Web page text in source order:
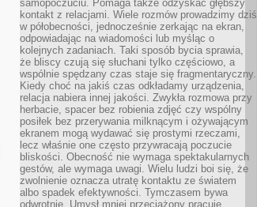
samopoczuciu. Pomaga także odzyskać głębszy
kontakt z relacjami. Wiele rozmów prowadzimy dziś
w półobecności, jednocześnie zerkając na ekran,
odpowiadając na wiadomości lub myśląc o
kolejnych zadaniach. Taki sposób bycia sprawia,
że bliscy czują się słuchani tylko częściowo, a
wspólnie spędzany czas staje się fragmentaryczny.
Kiedy choć na jakiś czas odkładamy urządzenia,
relacja nabiera innej jakości. Zwykła rozmowa przy
herbacie, spacer bez robienia zdjęć czy wspólny
posiłek bez przerywania milknącym i ożywającym
ekranem mogą wydawać się prostymi rzeczami,
lecz właśnie one często przywracają poczucie
bliskości. Obecność nie wymaga spektakularnych
gestów, ale wymaga uwagi. Wielu ludzi boi się, że
zwolnienie oznacza utratę kontaktu ze światem
albo spadek efektywności. Tymczasem bywa
odwrotnie. Umysł mniej przeciążony pracuje